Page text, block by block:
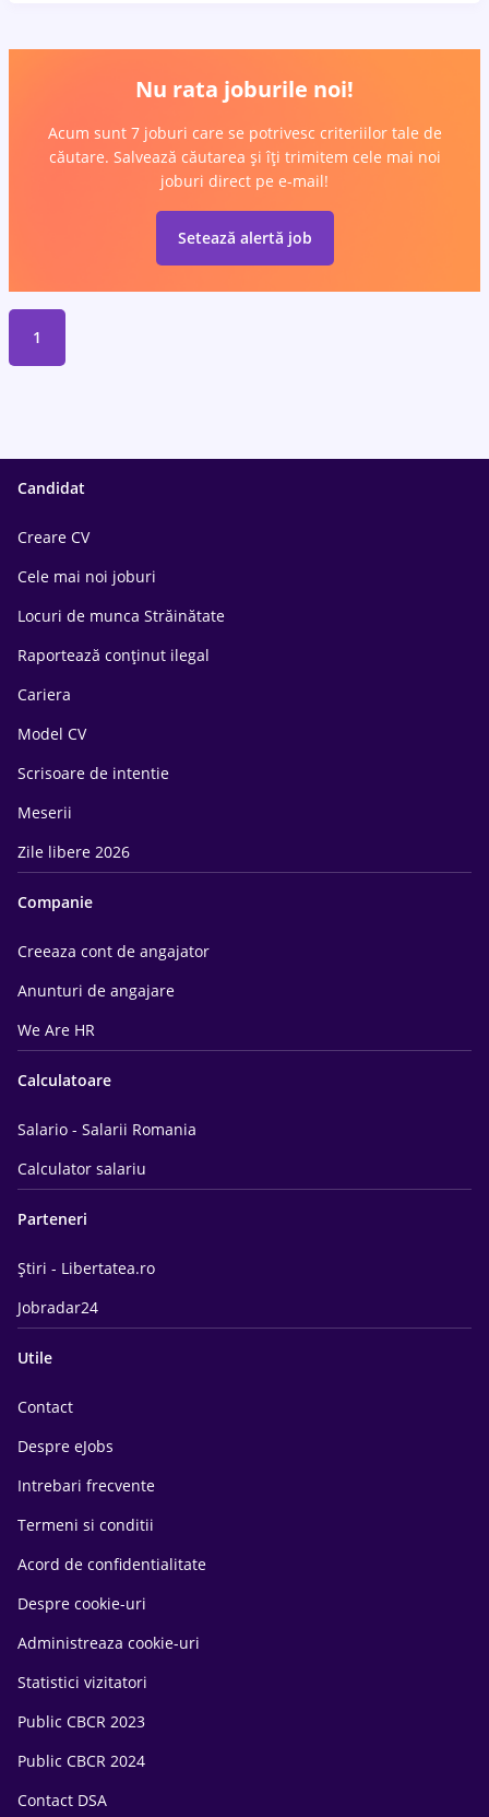
Nu rata joburile noi!
Acum sunt 7 joburi care se potrivesc criteriilor tale de
căutare. Salvează căutarea și îți trimitem cele mai noi
joburi direct pe e-mail!
Setează alertă job
1
Candidat
Creare CV
Cele mai noi joburi
Locuri de munca Străinătate
Raportează conținut ilegal
Cariera
Model CV
Scrisoare de intentie
Meserii
Zile libere 2026
Companie
Creeaza cont de angajator
Anunturi de angajare
We Are HR
Calculatoare
Salario - Salarii Romania
Calculator salariu
Parteneri
Știri - Libertatea.ro
Jobradar24
Utile
Contact
Despre eJobs
Intrebari frecvente
Termeni si conditii
Acord de confidentialitate
Despre cookie-uri
Administreaza cookie-uri
Statistici vizitatori
Public CBCR 2023
Public CBCR 2024
Contact DSA